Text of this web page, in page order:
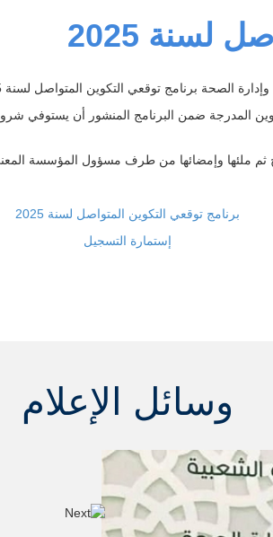
2025
الصحة برنامج توقعي التكوين المتواصل لسنة 2025.
ملئها وإمضائها من طرف مسؤول المؤسسة المعني
برنامج توقعي التكوين المتواصل لسنة 2025
إستمارة التسجيل
وسائل الإعلام